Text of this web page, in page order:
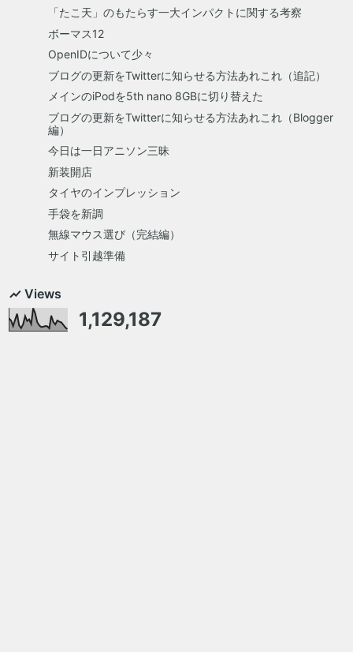
「たこ天」のもたらす一大インパクトに関する考察
ボーマス12
OpenIDについて少々
ブログの更新をTwitterに知らせる方法あれこれ（追記）
メインのiPodを5th nano 8GBに切り替えた
ブログの更新をTwitterに知らせる方法あれこれ（Blogger
編）
今日は一日アニソン三昧
新装開店
タイヤのインプレッション
手袋を新調
無線マウス選び（完結編）
サイト引越準備
Views
1,129,187